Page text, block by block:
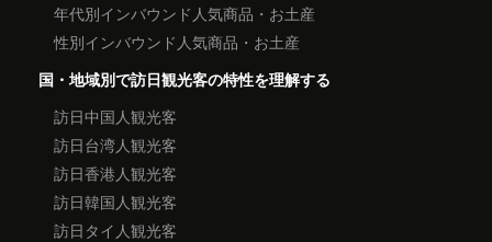
年代別インバウンド人気商品・お土産
性別インバウンド人気商品・お土産
国・地域別で訪日観光客の特性を理解する
訪日中国人観光客
訪日台湾人観光客
訪日香港人観光客
訪日韓国人観光客
訪日タイ人観光客